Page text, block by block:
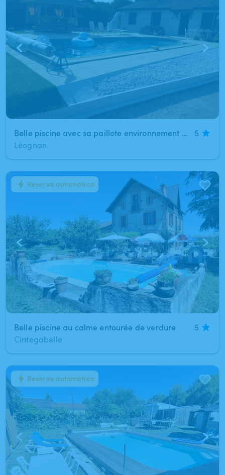
Belle piscine avec sa paillote environnement calme à Léognan (à 25 min de Bordeaux)
5
Léognan
1/12
Belle piscine au calme entourée de verdure
5
Cintegabelle
Reserva automática
1/4 Reserva automática